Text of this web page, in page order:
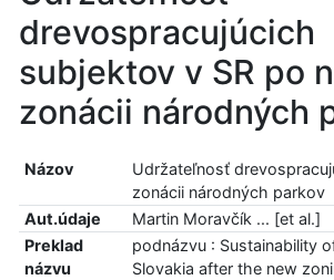
drevospracujúcich
subjektov v SR po
zonácii národných
Názov
Udržateľnosť
zonácii národných parkov
Aut.údaje
Martin Moravčík ... [et al.]
Preklad
názvu
podnázvu : Sustainability
Slovakia after the new